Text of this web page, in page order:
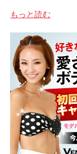
もっと読む